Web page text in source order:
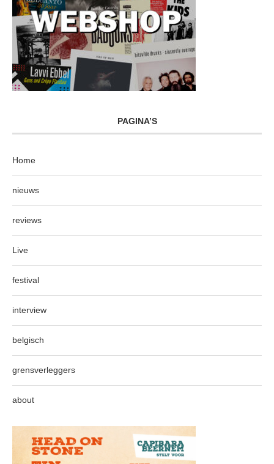
PAGINA’S
Home
nieuws
reviews
Live
festival
interview
belgisch
grensverleggers
about